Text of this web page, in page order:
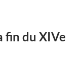
fin du XIVe